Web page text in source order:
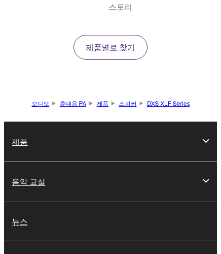
스토리
제품별로 찾기
오디오 휴대용 PA 제품 스피커 DXS XLF Series
제품
음악 교실
뉴스